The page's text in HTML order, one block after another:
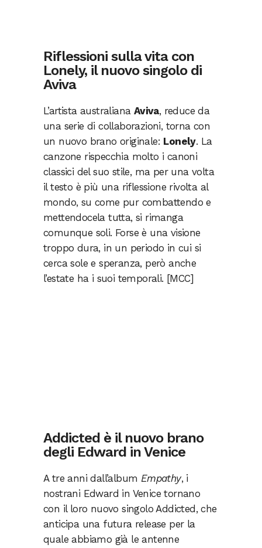
Riflessioni sulla vita con
Lonely, il nuovo singolo di
Aviva
L’artista australiana Aviva, reduce da
una serie di collaborazioni, torna con
un nuovo brano originale: Lonely. La
canzone rispecchia molto i canoni
classici del suo stile, ma per una volta
il testo è più una riflessione rivolta al
mondo, su come pur combattendo e
mettendocela tutta, si rimanga
comunque soli. Forse è una visione
troppo dura, in un periodo in cui si
cerca sole e speranza, però anche
l’estate ha i suoi temporali. [MCC]
Addicted è il nuovo brano
degli Edward in Venice
A tre anni dall’album Empathy, i
nostrani Edward in Venice tornano
con il loro nuovo singolo Addicted, che
anticipa una futura release per la
quale abbiamo già le antenne